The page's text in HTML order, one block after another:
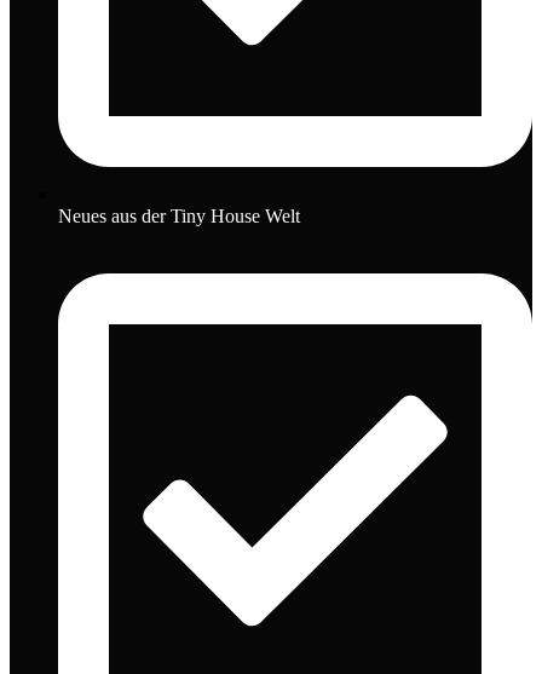
Neues aus der Tiny House Welt